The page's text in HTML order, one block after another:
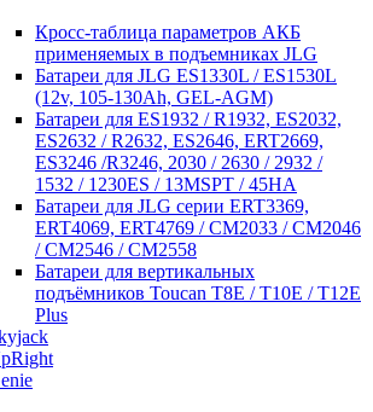
Кросc-таблица параметров АКБ
применяемых в подъемниках JLG
Батареи для JLG ES1330L / ES1530L
(12v, 105-130Ah, GEL-AGM)
Батареи для ES1932 / R1932, ES2032,
ES2632 / R2632, ES2646, ERT2669,
ES3246 /R3246, 2030 / 2630 / 2932 /
1532 / 1230ES / 13MSPT / 45HA
Батареи для JLG серии ERT3369,
ERT4069, ERT4769 / CM2033 / CM2046
/ CM2546 / CM2558
Батареи для вертикальных
подъёмников Toucan T8E / T10E / T12E
Plus